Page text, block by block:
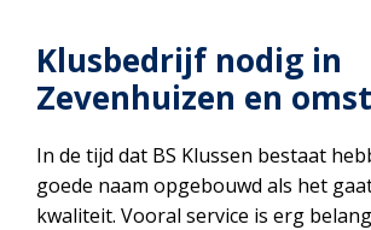
Klusbedrijf nodig in
Zevenhuizen en
In de tijd dat BS Klussen bestaat
goede naam opgebouwd als het
kwaliteit. Vooral service is erg